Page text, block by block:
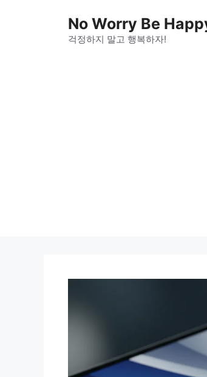
No Worry Be
걱정하지 말고 행복하자!